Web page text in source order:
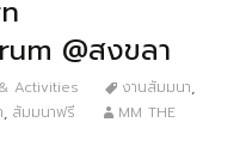
@สงขลา
Activities งานสัมมนา,
, สัมมนาฟรี
MM THE